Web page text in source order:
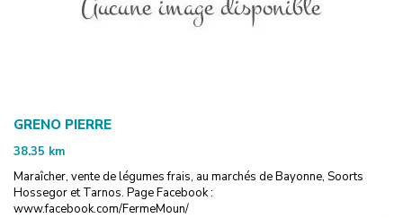
GRENO PIERRE
38.35 km
Maraîcher, vente de légumes frais, au marchés de Bayonne, Soorts
Hossegor et Tarnos. Page Facebook :
www.facebook.com/FermeMoun/